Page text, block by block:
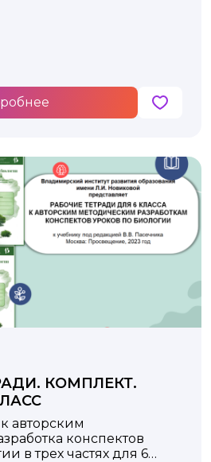
КОМПЛЕКТ.
авторским
конспектов
в трех частях для 6